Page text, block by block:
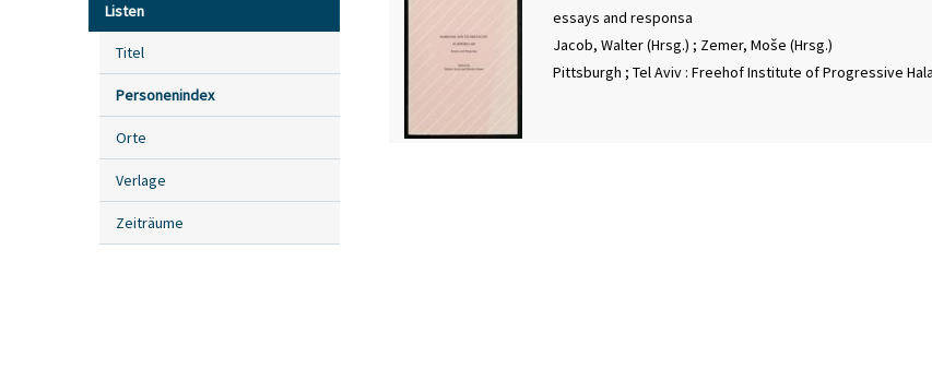
Listen
Titel
Personenindex
Orte
Verlage
Zeiträume
essays and responsa
Jacob, Walter (Hrsg.) ; Zemer, Moše (Hrsg.)
Pittsburgh ; Tel Aviv : Freehof Institute of Progressive